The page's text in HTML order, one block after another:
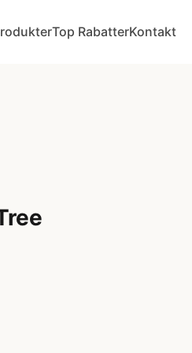
Top RabatterKontakt